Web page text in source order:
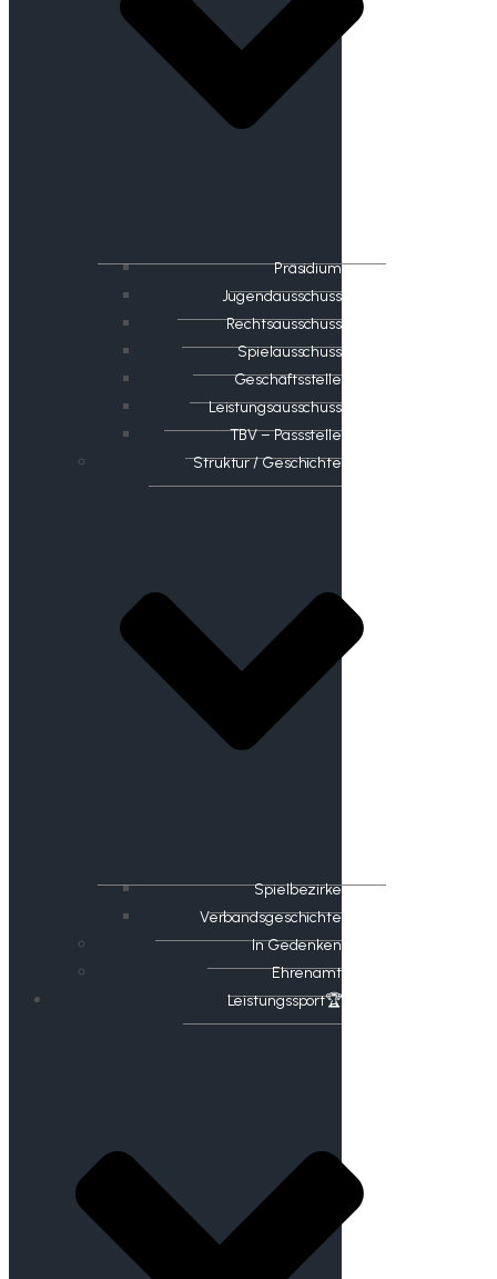
Präsidium
Jugendausschuss
Rechtsausschuss
Spielausschuss
Geschäftsstelle
Leistungsausschuss
TBV – Passstelle
Struktur / Geschichte
Spielbezirke
Verbandsgeschichte
In Gedenken
Ehrenamt
​Leistungssport🏆